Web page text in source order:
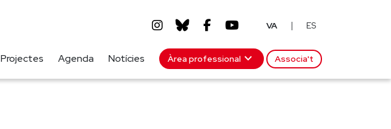
VA | ES
Projectes Agenda Notícies Àrea professional expand_more Associa't